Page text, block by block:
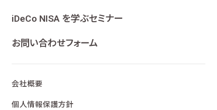
iDeCo NISA を学ぶセミナー
お問い合わせフォーム
会社概要
個人情報保護方針